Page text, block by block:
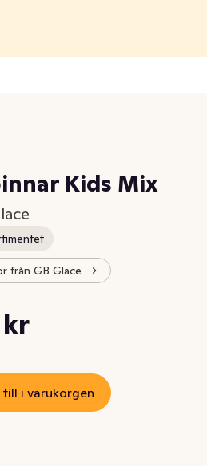
Kids Mix
från GB Glace
är: 40,65 kr
kr /st
till i varukorgen